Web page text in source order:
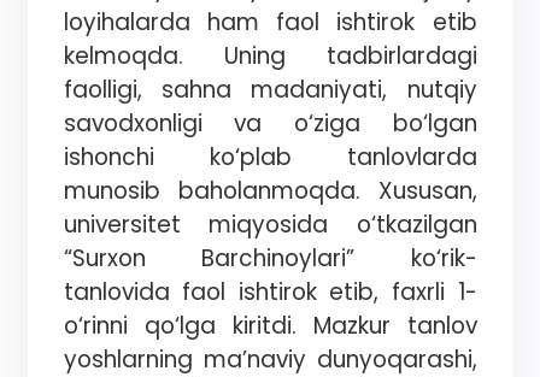
loyihalarda ham faol ishtirok etib
kelmoqda. Uning tadbirlardagi
faolligi, sahna madaniyati, nutqiy
savodxonligi va o‘ziga bo‘lgan
ishonchi ko‘plab tanlovlarda
munosib baholanmoqda. Xususan,
universitet miqyosida o‘tkazilgan
“Surxon Barchinoylari” ko‘rik-
tanlovida faol ishtirok etib, faxrli 1-
o‘rinni qo‘lga kiritdi. Mazkur tanlov
yoshlarning ma’naviy dunyoqarashi,